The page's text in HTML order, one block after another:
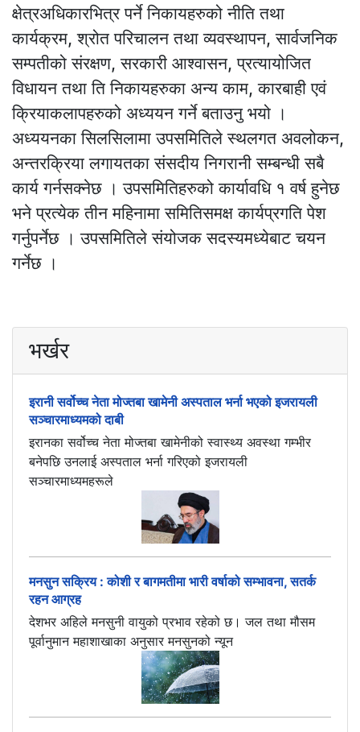
क्षेत्रअधिकारभित्र पर्ने निकायहरुको नीति तथा
कार्यक्रम, श्रोत परिचालन तथा व्यवस्थापन, सार्वजनिक
सम्पतीको संरक्षण, सरकारी आश्वासन, प्रत्यायोजित
विधायन तथा ति निकायहरुका अन्य काम, कारबाही एवं
क्रियाकलापहरुको अध्ययन गर्ने बताउनु भयो ।
अध्ययनका सिलसिलामा उपसमितिले स्थलगत अवलोकन,
अन्तरक्रिया लगायतका संसदीय निगरानी सम्बन्धी सबै
कार्य गर्नसक्नेछ । उपसमितिहरुको कार्यावधि १ वर्ष हुनेछ
भने प्रत्येक तीन महिनामा समितिसमक्ष कार्यप्रगति पेश
गर्नुपर्नेछ । उपसमितिले संयोजक सदस्यमध्येबाट चयन
गर्नेछ ।
भर्खर
इरानी सर्वोच्च नेता मोज्तबा खामेनी अस्पताल भर्ना भएको इजरायली
सञ्चारमाध्यमको दाबी
इरानका सर्वोच्च नेता मोज्तबा खामेनीको स्वास्थ्य अवस्था गम्भीर
बनेपछि उनलाई अस्पताल भर्ना गरिएको इजरायली
सञ्चारमाध्यमहरूले
मनसुन सक्रिय : कोशी र बागमतीमा भारी वर्षाको सम्भावना, सतर्क
रहन आग्रह
देशभर अहिले मनसुनी वायुको प्रभाव रहेको छ। जल तथा मौसम
पूर्वानुमान महाशाखाका अनुसार मनसुनको न्यून